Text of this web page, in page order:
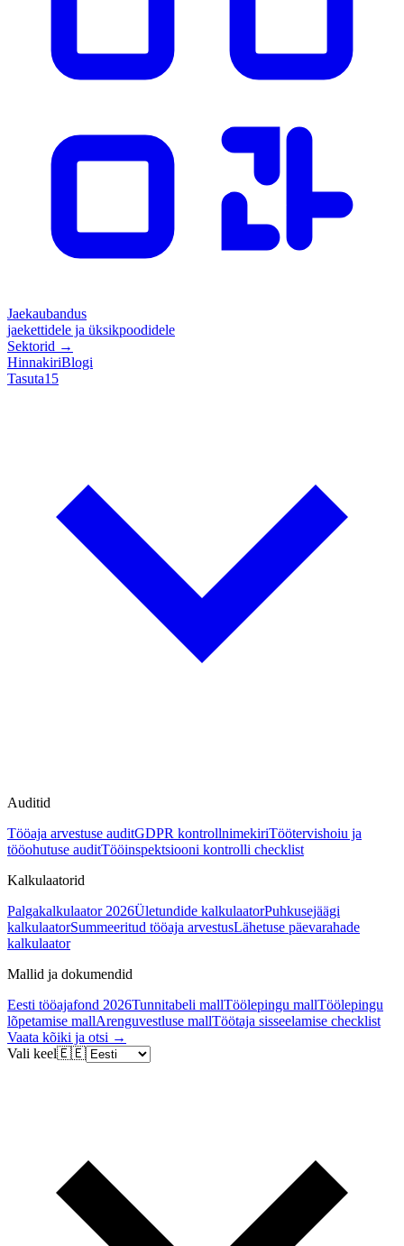
Jaekaubandus
jaekettidele ja üksikpoodidele
Sektorid →
HinnakiriBlogi
Tasuta15
Auditid
Tööaja arvestuse auditGDPR kontrollnimekiriTöötervishoiu ja
tööohutuse auditTööinspektsiooni kontrolli checklist
Kalkulaatorid
Palgakalkulaator 2026Ületundide kalkulaatorPuhkusejäägi
kalkulaatorSummeeritud tööaja arvestusLähetuse päevarahade
kalkulaator
Mallid ja dokumendid
Eesti tööajafond 2026Tunnitabeli mallTöölepingu mallTöölepingu
lõpetamise mallArenguvestluse mallTöötaja sisseelamise checklist
Vaata kõiki ja otsi →
Vali keel🇪🇪